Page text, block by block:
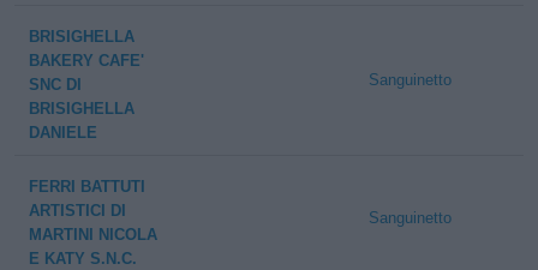
BRISIGHELLA
BAKERY CAFE'
SNC DI
BRISIGHELLA
DANIELE
Sanguinetto
FERRI BATTUTI
ARTISTICI DI
MARTINI NICOLA
E KATY S.N.C.
Sanguinetto